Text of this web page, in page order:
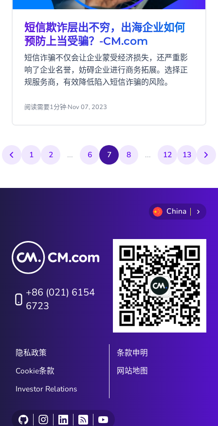
短信欺诈层出不穷，出海企业如何
预防上当受骗？-CM.com
短信诈骗不仅会让企业蒙受经济损失，还严重影
响了企业名誉，妨碍企业进行商务拓展。选择正
规服务商，有效降低陷入短信诈骗的风险。
阅读需要1分钟·Nov 07, 2023
1 2 ... 6 7 8 ... 12 13
China
+86 (021) 6154
6723
隐私政策
条款申明
Cookie条款
网站地图
Investor Relations